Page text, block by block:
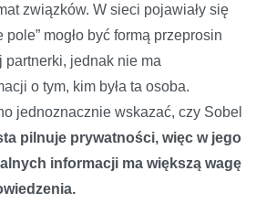
związków. W sieci pojawiały się
pole” mogło być formą przeprosin
partnerki, jednak nie ma
o tym, kim była ta osoba.
jednoznacznie wskazać, czy Sobel
pilnuje prywatności, więc w jego
informacji ma większą wagę